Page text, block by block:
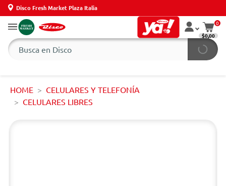
Disco Fresh Market Plaza Italia
0
$0,00
HOME
CELULARES Y TELEFONÍA
CELULARES LIBRES